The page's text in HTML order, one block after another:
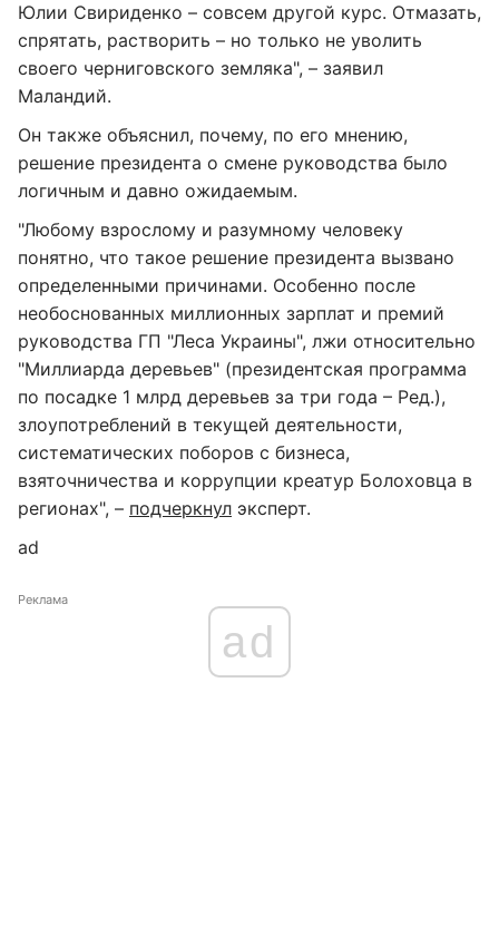
Юлии Свириденко – совсем другой курс. Отмазать,
спрятать, растворить – но только не уволить
своего черниговского земляка", – заявил
Маландий.
Он также объяснил, почему, по его мнению,
решение президента о смене руководства было
логичным и давно ожидаемым.
"Любому взрослому и разумному человеку
понятно, что такое решение президента вызвано
определенными причинами. Особенно после
необоснованных миллионных зарплат и премий
руководства ГП "Леса Украины", лжи относительно
"Миллиарда деревьев" (президентская программа
по посадке 1 млрд деревьев за три года – Ред.),
злоупотреблений в текущей деятельности,
систематических поборов с бизнеса,
взяточничества и коррупции креатур Болоховца в
регионах", – подчеркнул эксперт.
ad
Реклама
ad